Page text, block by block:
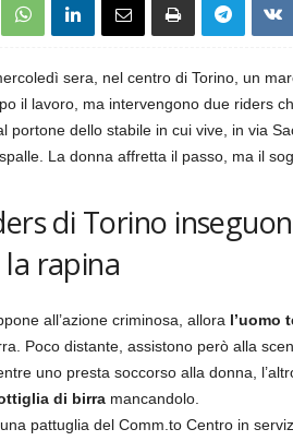
sera, nel centro di Torino, un
il lavoro, ma intervengono due riders
portone dello stabile in cui vive, in via
La donna affretta il passo, ma il
di Torino
rapina
all’azione criminosa, allora l’uomo
Poco distante, assistono però alla
uno presta soccorso alla donna,
di birramancandolo.
pattuglia del Comm.to Centro in